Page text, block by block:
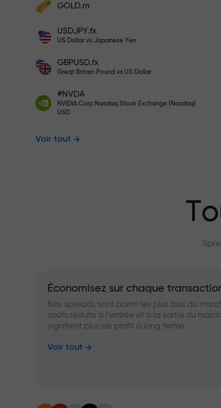
000 fois supérieur à votre dépôt. X1000
n’est pas une erreur. Plus le dépôt est
cadeaux
$1,500
Tradez sans
Bonus
grand
GOLD.m
USDJPY.fx
US Dollar vs Japanese Yen
GBPUSD.fx
Great Britain Pound vs US Dollar
#NVDA
NVIDIA Corp Nasdaq Stock Exchange (Nasdaq)
USD
Voir tout
Économisez sur chaque
Nos spreads sont parmi les plus bas du
coûts réduits à l’entrée et à la sortie du
signifient plus de profit à long terme
Voir tout